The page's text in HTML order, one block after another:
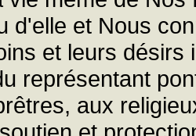
d'elle et Nous
et leurs désirs
représentant
aux